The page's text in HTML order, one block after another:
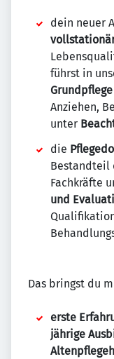
dein neuer
führst in
Grundpflege
Anziehen,
unter
die
Bestandteil
Fachkräfte
und
Das bringst du
erste
jährige